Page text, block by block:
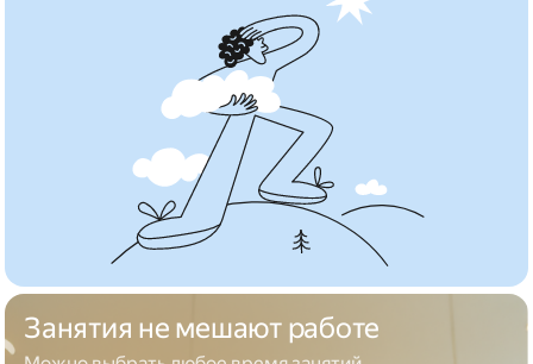
Занятия не мешают работе